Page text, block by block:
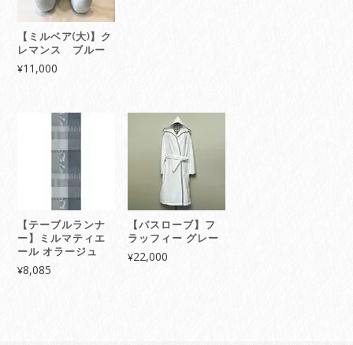
【ミルベア(大)】ク
レマンス ブルー
¥11,000
【テーブルランナ
ー】ミルマティエ
ール オラージュ
¥8,085
【バスローブ】フ
ラッフィー グレー
¥22,000